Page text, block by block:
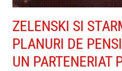
ZELENSKI SI
PLANURI DE
UN PARTENERIAT